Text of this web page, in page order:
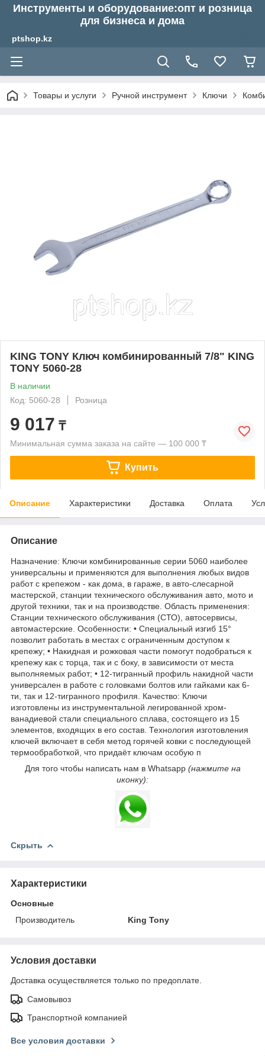
Инструменты и оборудование:опт и розница
для бизнеса и дома
ptshop.kz
Товары и услуги Ручной инструмент Ключи
KING TONY Ключ комбинированный 7/8" KING
TONY 5060-28
В наличии
Код: 5060-28
Розница
9 017 ₸
Минимальная сумма заказа на сайте — 100 000 ₸
Купить
Описание Характеристики Доставка Оплата
Описание
Назначение: Ключи комбинированные серии 5060 наиболее
универсальны и применяются для выполнения любых видов
работ с крепежом - как дома, в гараже, в авто-слесарной
мастерской, станции технического обслуживания авто, мото и
другой техники, так и на производстве. Область применения:
Станции технического обслуживания (СТО), автосервисы,
автомастерские. Особенности: • Специальный изгиб 15°
позволит работать в местах с ограниченным доступом к
крепежу; • Накидная и рожковая части помогут подобраться к
крепежу как с торца, так и с боку, в зависимости от места
выполняемых работ; • 12-тигранный профиль накидной части
универсален в работе с головками болтов или гайками как 6-
ти, так и 12-тигранного профиля. Качество: Ключи
изготовлены из инструментальной легированной хром-
ванадиевой стали специального сплава, состоящего из 15
элементов, входящих в его состав. Технология изготовления
ключей включает в себя метод горячей ковки с последующей
термообработкой, что придаёт ключам особую п
Для того чтобы написать нам в Whatsapp (нажмите на
иконку):
Скрыть
Характеристики
Основные
Производитель
King Tony
Условия доставки
Доставка осуществляется только по предоплате.
Самовывоз
Транспортной компанией
Все условия доставки